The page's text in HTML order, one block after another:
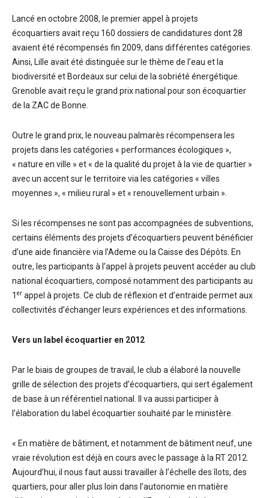
Lancé en octobre 2008, le premier appel à projets
écoquartiers avait reçu 160 dossiers de candidatures dont 28
avaient été récompensés fin 2009, dans différentes catégories.
Ainsi, Lille avait été distinguée sur le thème de l’eau et la
biodiversité et Bordeaux sur celui de la sobriété énergétique.
Grenoble avait reçu le grand prix national pour son écoquartier
de la ZAC de Bonne.
Outre le grand prix, le nouveau palmarès récompensera les
projets dans les catégories « performances écologiques »,
« nature en ville » et « de la qualité du projet à la vie de quartier »
avec un accent sur le territoire via les catégories « villes
moyennes », « milieu rural » et « renouvellement urbain ».
Si les récompenses ne sont pas accompagnées de subventions,
certains éléments des projets d’écoquartiers peuvent bénéficier
d’une aide financière via l’Ademe ou la Caisse des Dépôts. En
outre, les participants à l’appel à projets peuvent accéder au club
national écoquartiers, composé notamment des participants au
1 er appel à projets. Ce club de réflexion et d’entraide permet aux
collectivités d’échanger leurs expériences et des informations.
Vers un label écoquartier en 2012
Par le biais de groupes de travail, le club a élaboré la nouvelle
grille de sélection des projets d’écoquartiers, qui sert également
de base à un référentiel national. Il va aussi participer à
l’élaboration du label écoquartier souhaité par le ministère.
« En matière de bâtiment, et notamment de bâtiment neuf, une
vraie révolution est déjà en cours avec le passage à la RT 2012.
Aujourd’hui, il nous faut aussi travailler à l’échelle des îlots, des
quartiers, pour aller plus loin dans l’autonomie en matière